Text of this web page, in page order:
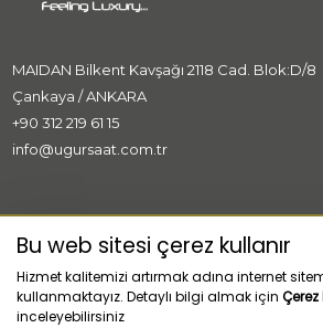
MAIDAN Bilkent Kavşağı 2118 Cad. Blok:D/8
Çankaya / ANKARA
+90 312 219 61 15
info@ugursaat.com.tr
MARKALAR
KURUMSAL
Bu web sitesi çerez kullanır
Hizmet kalitemizi artırmak adına internet
kullanmaktayız. Detaylı bilgi almak için Çerez
inceleyebilirsiniz